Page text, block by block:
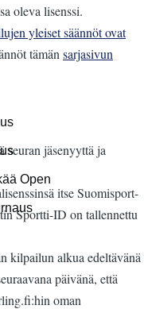
Open
oleva lisenssi.
yleiset säännöt ovat
tämän sarjasivun
jäsenyyttä ja
itse Suomisport-
Sportti-ID on tallennettu
kilpailun alkua edeltävänä
päivänä, että
oman